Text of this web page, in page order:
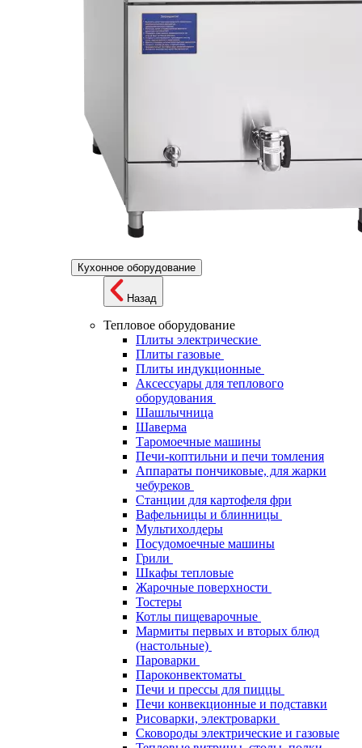
Кухонное оборудование
Назад
Тепловое оборудование
Плиты электрические
Плиты газовые
Плиты индукционные
Аксессуары для теплового
оборудования
Шашлычница
Шаверма
Таромоечные машины
Печи-коптильни и печи томления
Аппараты пончиковые, для жарки
чебуреков
Станции для картофеля фри
Вафельницы и блинницы
Мультихолдеры
Посудомоечные машины
Грили
Шкафы тепловые
Жарочные поверхности
Тостеры
Котлы пищеварочные
Мармиты первых и вторых блюд
(настольные)
Пароварки
Пароконвектоматы
Печи и прессы для пиццы
Печи конвекционные и подставки
Рисоварки, электроварки
Сковороды электрические и газовые